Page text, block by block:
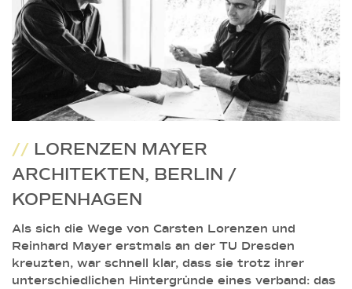
// LORENZEN MAYER
ARCHITEKTEN, BERLIN /
KOPENHAGEN
Als sich die Wege von Carsten Lorenzen und
Reinhard Mayer erstmals an der TU Dresden
kreuzten, war schnell klar, dass sie trotz ihrer
unterschiedlichen Hintergründe eines verband: das